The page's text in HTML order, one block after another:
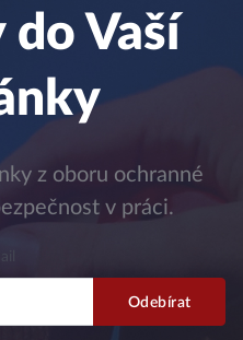
do Vaší
z oboru ochranné
v práci.